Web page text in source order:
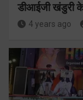
डीआईजी खंडुरी
4 years ago